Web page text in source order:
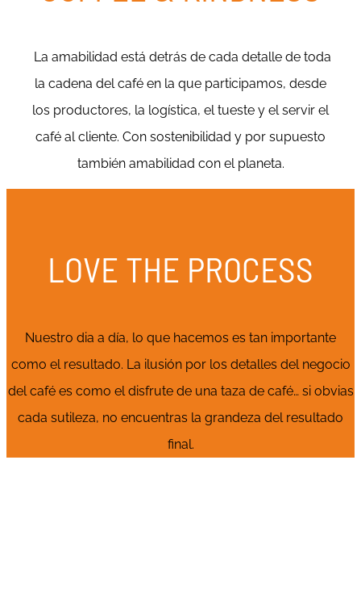
La amabilidad está detrás de cada detalle de toda
la cadena del café en la que participamos, desde
los productores, la logística, el tueste y el servir el
café al cliente. Con sostenibilidad y por supuesto
también amabilidad con el planeta.
LOVE THE PROCESS
Nuestro dia a día, lo que hacemos es tan importante
como el resultado. La ilusión por los detalles del negocio
del café es como el disfrute de una taza de café… si obvias
cada sutileza, no encuentras la grandeza del resultado
final.